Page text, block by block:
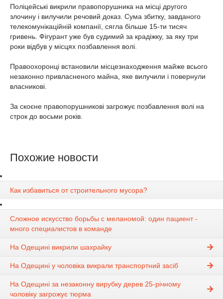
Поліцейські викрили правопорушника на місці другого
злочину і вилучили речовий доказ. Сума збитку, завданого
телекомунікаційній компанії, сягла більше 15-ти тисяч
гривень. Фігурант уже був судимий за крадіжку, за яку три
роки відбув у місцях позбавлення волі.
Правоохоронці встановили місцезнаходження майже всього
незаконно привласненого майна, яке вилучили і повернули
власникові.
За скоєне правопорушникові загрожує позбавлення волі на
строк до восьми років.
Похожие новости
Как избавиться от строительного мусора?
Сложное искусство борьбы с меланомой: один пациент -
много специалистов в команде
На Одещині викрили шахрайку
На Одещині у чоловіка викрали транспортний засіб
На Одещині за незаконну вирубку дерев 25-річному
чоловіку загрожує тюрма